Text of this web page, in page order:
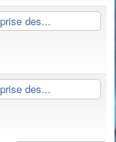
des...
des...